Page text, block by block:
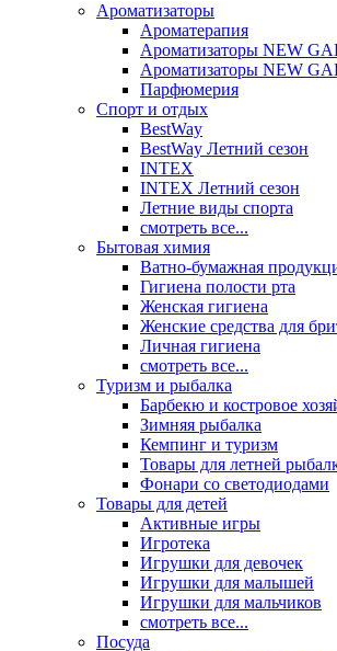
Ароматизаторы
Ароматерапия
Ароматизаторы NEW
Ароматизаторы NEW
Парфюмерия
Спорт и отдых
BestWay
BestWay Летний сезон
INTEX
INTEX Летний сезон
Летние виды спорта
смотреть все...
Бытовая химия
Ватно-бумажная
Гигиена полости рта
Женская гигиена
Женские средства для
Личная гигиена
смотреть все...
Туризм и рыбалка
Барбекю и костровое
Зимняя рыбалка
Кемпинг и туризм
Товары для летней
Фонари со светодиодами
Товары для детей
Активные игры
Игротека
Игрушки для девочек
Игрушки для малышей
Игрушки для мальчиков
смотреть все...
Посуда